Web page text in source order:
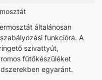
általánosan
funkcióra. A
szivattyút,
fűtőkészüléket
egyaránt.